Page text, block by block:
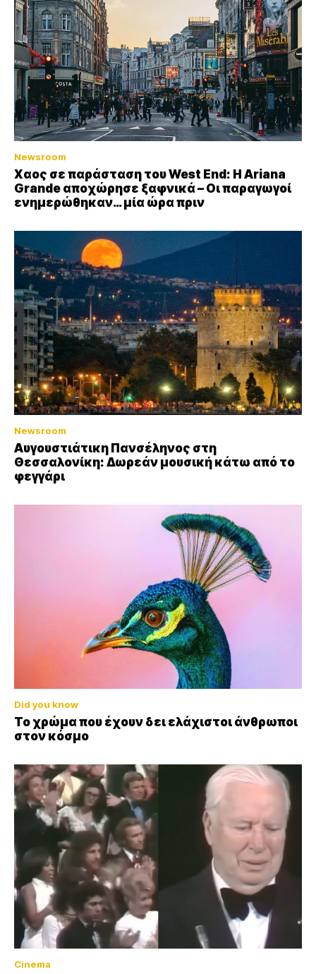
Newsroom
Xαος σε παράσταση του West End: Η Αriana
Grande αποχώρησε ξαφνικά – Οι παραγωγοί
ενημερώθηκαν… μία ώρα πριν
Newsroom
Αυγουστιάτικη Πανσέληνος στη
Θεσσαλονίκη: Δωρεάν μουσική κάτω από το
φεγγάρι
Did you know
Το χρώμα που έχουν δει ελάχιστοι άνθρωποι
στον κόσμο
Cinema